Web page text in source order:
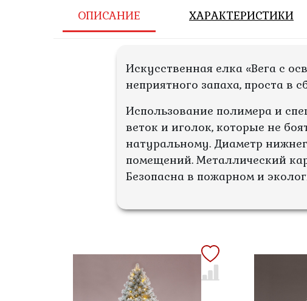
ОПИСАНИЕ ХАРАКТЕРИСТИКИ
Искусственная елка «Вега с
неприятного запаха, проста в
Использование полимера и
веток и иголок, которые не
натуральному. Диаметр
помещений. Металлический
Безопасна в пожарном и